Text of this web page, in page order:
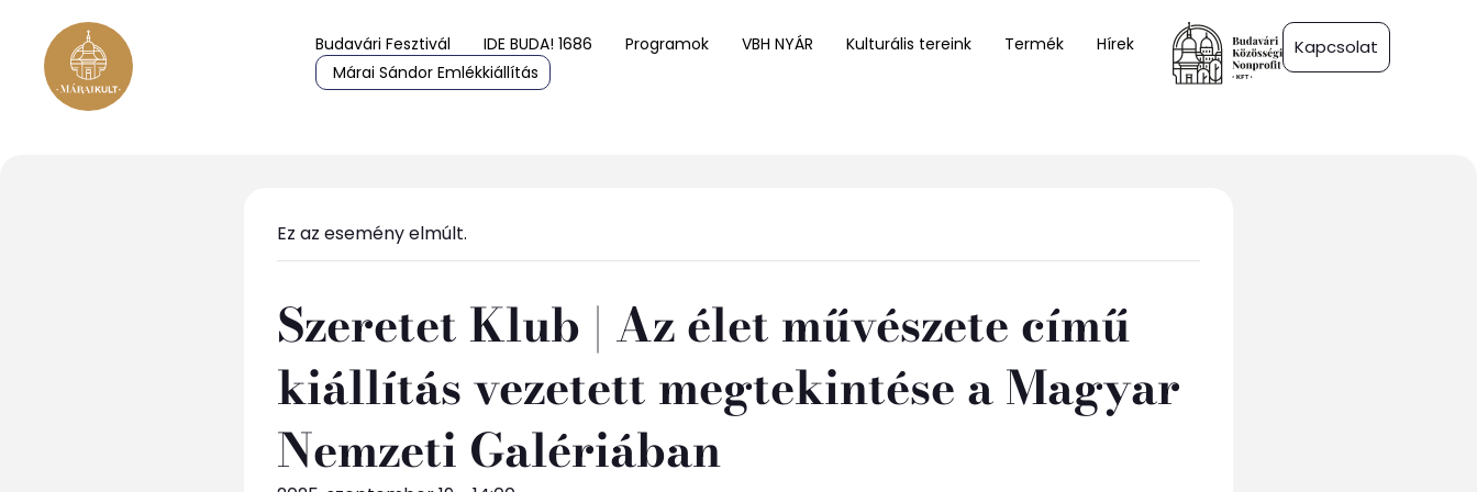
Budavári Fesztivál IDE BUDA! 1686 Programok VBH NYÁR Kulturális tereink Termék
Hírek
Márai Sándor Emlékkiállítás
Kapcsolat
Ez az esemény elmúlt.
Szeretet Klub | Az élet művészete című
kiállítás vezetett megtekintése a Magyar
Nemzeti Galériában